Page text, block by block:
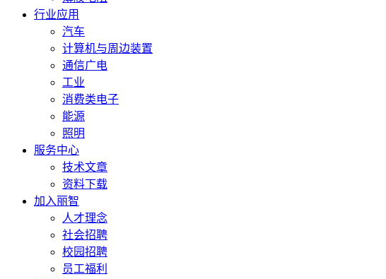
行业应用
汽车
计算机与周边装置
通信广电
工业
消费类电子
能源
照明
服务中心
技术文章
资料下载
加入丽智
人才理念
社会招聘
校园招聘
员工福利